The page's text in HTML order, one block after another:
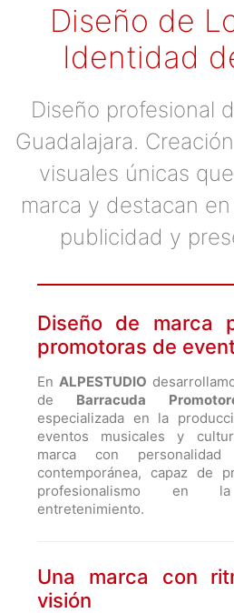
Diseño de
Identidad
Diseño profesional
Guadalajara.
visuales únicas
marca y destacan
publicidad y
Diseño de marca
promotoras de
EnALPESTUDIO
de Barracuda
especializada en la
eventos musicales y
marca con
contemporánea, capaz de
profesionalismo en
entretenimiento.
Una marca con
visión